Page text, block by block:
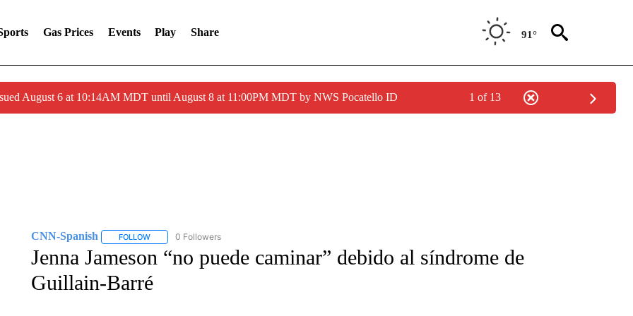
Gas Prices Events Play Share 91°
August 6 at 10:14AM MDT until August 8 at 11:00PM MDT by NWS Pocatello ID 1 of 13
CNN-Spanish FOLLOWFOLLOW "CNN-SPANISH" TO RECEIVE NOTIFICATIONS ABOUT NEW PAGES ON "CNN-SPANISH".
0 Followers
Jenna Jameson “no puede caminar” debido al síndrome de
Guillain-Barré